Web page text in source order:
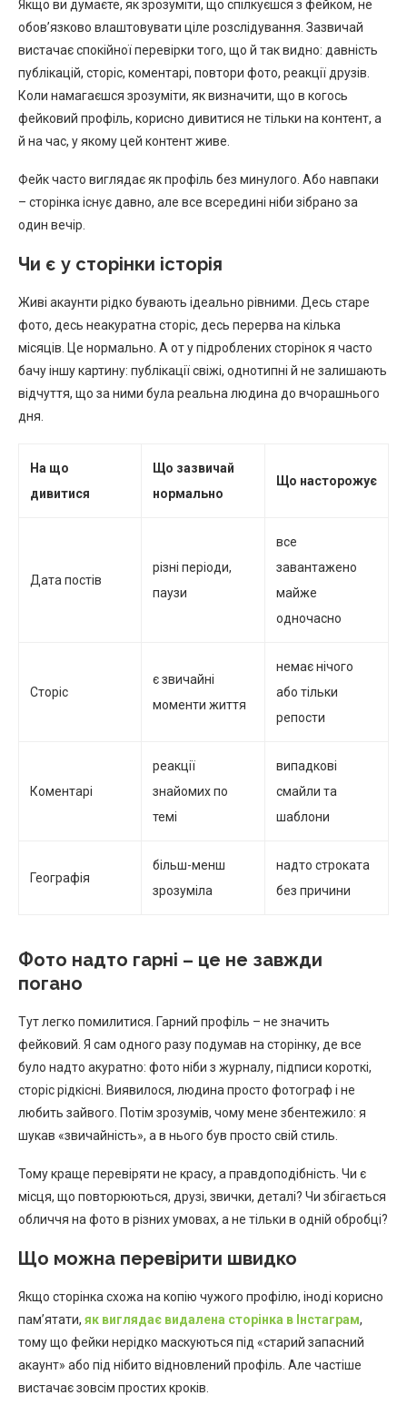
Якщо ви думаєте, як зрозуміти, що спілкуєшся з фейком, не
обов’язково влаштовувати ціле розслідування. Зазвичай
вистачає спокійної перевірки того, що й так видно: давність
публікацій, сторіс, коментарі, повтори фото, реакції друзів.
Коли намагаєшся зрозуміти, як визначити, що в когось
фейковий профіль, корисно дивитися не тільки на контент, а
й на час, у якому цей контент живе.
Фейк часто виглядає як профіль без минулого. Або навпаки
– сторінка існує давно, але все всередині ніби зібрано за
один вечір.
Чи є у сторінки історія
Живі акаунти рідко бувають ідеально рівними. Десь старе
фото, десь неакуратна сторіс, десь перерва на кілька
місяців. Це нормально. А от у підроблених сторінок я часто
бачу іншу картину: публікації свіжі, однотипні й не залишають
відчуття, що за ними була реальна людина до вчорашнього
дня.
На що
дивитися
Що зазвичай
нормально
Що насторожує
Дата постів
різні періоди,
паузи
все
завантажено
майже
одночасно
Сторіс
є звичайні
моменти життя
немає нічого
або тільки
репости
Коментарі
реакції
знайомих по
темі
випадкові
смайли та
шаблони
Географія
більш-менш
зрозуміла
надто строката
без причини
Фото надто гарні – це не завжди
погано
Тут легко помилитися. Гарний профіль – не значить
фейковий. Я сам одного разу подумав на сторінку, де все
було надто акуратно: фото ніби з журналу, підписи короткі,
сторіс рідкісні. Виявилося, людина просто фотограф і не
любить зайвого. Потім зрозумів, чому мене збентежило: я
шукав «звичайність», а в нього був просто свій стиль.
Тому краще перевіряти не красу, а правдоподібність. Чи є
місця, що повторюються, друзі, звички, деталі? Чи збігається
обличчя на фото в різних умовах, а не тільки в одній обробці?
Що можна перевірити швидко
Якщо сторінка схожа на копію чужого профілю, іноді корисно
пам’ятати, як виглядає видалена сторінка в Інстаграм,
тому що фейки нерідко маскуються під «старий запасний
акаунт» або під нібито відновлений профіль. Але частіше
вистачає зовсім простих кроків.